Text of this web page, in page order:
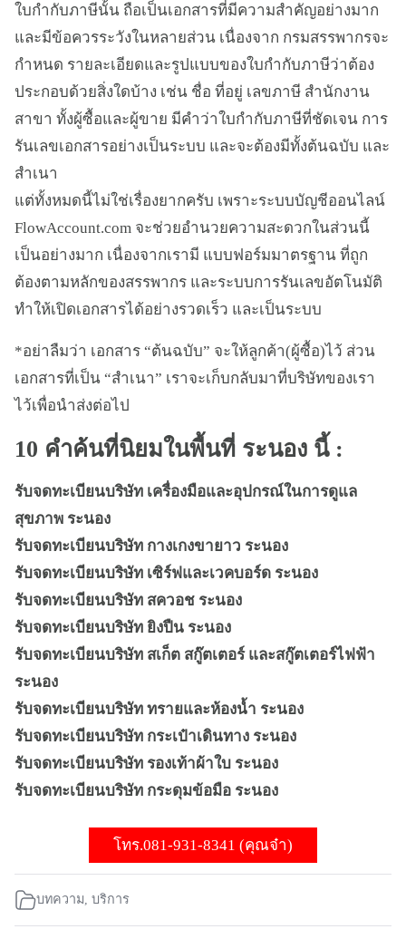
ใบกำกับภาษีนั้น ถือเป็นเอกสารที่มีความสำคัญอย่างมาก
และมีข้อควรระวังในหลายส่วน เนื่องจาก กรมสรรพากรจะ
กำหนด รายละเอียดและรูปแบบของใบกำกับภาษีว่าต้อง
ประกอบด้วยสิ่งใดบ้าง เช่น ชื่อ ที่อยู่ เลขภาษี สำนักงาน
สาขา ทั้งผู้ซื้อและผู้ขาย มีคำว่าใบกำกับภาษีที่ชัดเจน การ
รันเลขเอกสารอย่างเป็นระบบ และจะต้องมีทั้งต้นฉบับ และ
สำเนา
แต่ทั้งหมดนี้ไม่ใช่เรื่องยากครับ เพราะระบบบัญชีออนไลน์
FlowAccount.com จะช่วยอำนวยความสะดวกในส่วนนี้
เป็นอย่างมาก เนื่องจากเรามี แบบฟอร์มมาตรฐาน ที่ถูก
ต้องตามหลักของสรรพากร และระบบการรันเลขอัตโนมัติ
ทำให้เปิดเอกสารได้อย่างรวดเร็ว และเป็นระบบ
*อย่าลืมว่า เอกสาร “ต้นฉบับ” จะให้ลูกค้า(ผู้ซื้อ)ไว้ ส่วน
เอกสารที่เป็น “สำเนา” เราจะเก็บกลับมาที่บริษัทของเรา
ไว้เพื่อนำส่งต่อไป
10 คำค้นที่นิยมในพื้นที่ ระนอง นี้ :
รับจดทะเบียนบริษัท เครื่องมือและอุปกรณ์ในการดูแล
สุขภาพ ระนอง
รับจดทะเบียนบริษัท กางเกงขายาว ระนอง
รับจดทะเบียนบริษัท เซิร์ฟและเวคบอร์ด ระนอง
รับจดทะเบียนบริษัท สควอช ระนอง
รับจดทะเบียนบริษัท ยิงปืน ระนอง
รับจดทะเบียนบริษัท สเก็ต สกู๊ตเตอร์ และสกู๊ตเตอร์ไฟฟ้า
ระนอง
รับจดทะเบียนบริษัท ทรายและห้องน้ำ ระนอง
รับจดทะเบียนบริษัท กระเป๋าเดินทาง ระนอง
รับจดทะเบียนบริษัท รองเท้าผ้าใบ ระนอง
รับจดทะเบียนบริษัท กระดุมข้อมือ ระนอง
โทร.081-931-8341 (คุณจ๋า)
บทความ บริการ